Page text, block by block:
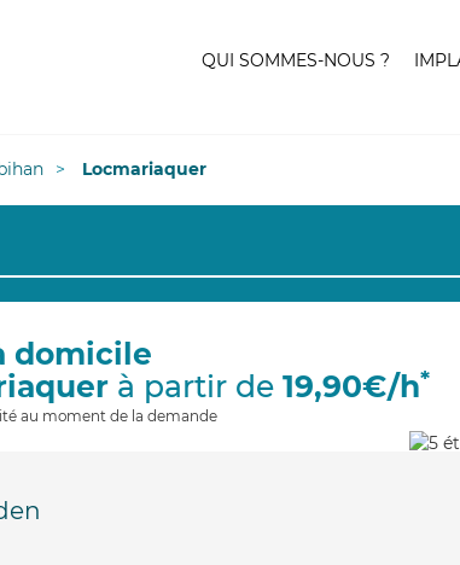
QUI SOMMES-NOUS ?
Locmariaquer
domicile
à partir de 19,90€/h*
au moment de la demande